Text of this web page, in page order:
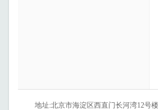
地址:北京市海淀区西直门长河湾12号